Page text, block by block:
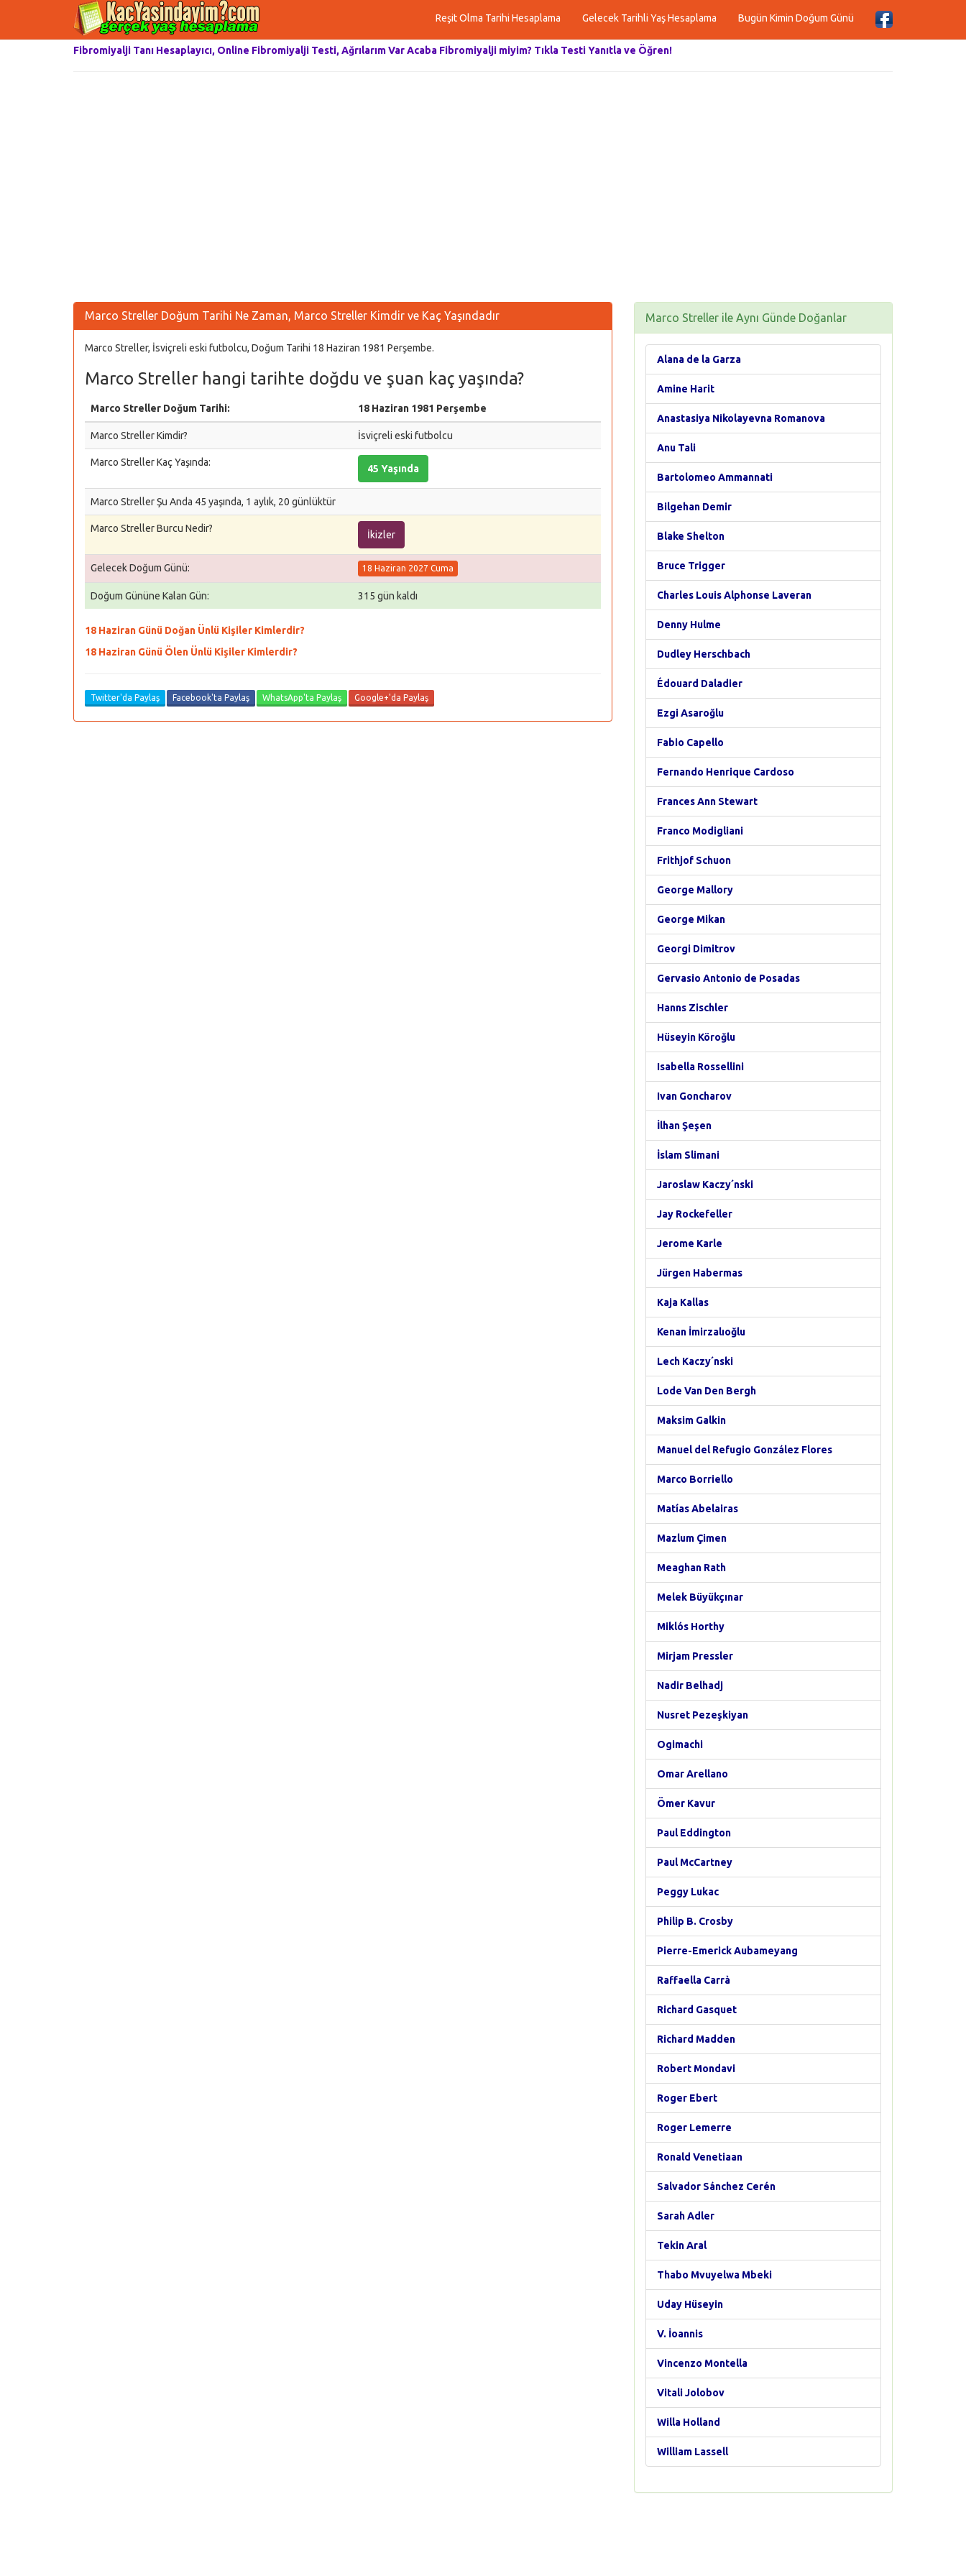
Reşit Olma Tarihi Hesaplama Gelecek Tarihli Yaş Hesaplama Bugün Kimin Doğum Günü
Fibromiyalji Tanı Hesaplayıcı, Online Fibromiyalji Testi, Ağrılarım Var Acaba Fibromiyalji miyim? Tıkla Testi Yanıtla ve Öğren!
Marco Streller Doğum Tarihi Ne Zaman, Marco Streller Kimdir ve Kaç Yaşındadır
Marco Streller, İsviçreli eski futbolcu, Doğum Tarihi 18 Haziran 1981 Perşembe.
Marco Streller hangi tarihte doğdu ve şuan kaç yaşında?
Marco Streller Doğum Tarihi: 18 Haziran 1981 Perşembe
Marco Streller Kimdir? İsviçreli eski futbolcu
Marco Streller Kaç Yaşında:
45 Yaşında
Marco Streller Şu Anda 45 yaşında, 1 aylık, 20 günlüktür
Marco Streller Burcu Nedir?
İkizler
Gelecek Doğum Günü: 18 Haziran 2027 Cuma
Doğum Gününe Kalan Gün: 315 gün kaldı
18 Haziran Günü Doğan Ünlü Kişiler Kimlerdir?
18 Haziran Günü Ölen Ünlü Kişiler Kimlerdir?
Twitter'da Paylaş Facebook'ta Paylaş WhatsApp'ta Paylaş Google+'da Paylaş
Marco Streller ile Aynı Günde Doğanlar
Alana de la Garza
Amine Harit
Anastasiya Nikolayevna Romanova
Anu Tali
Bartolomeo Ammannati
Bilgehan Demir
Blake Shelton
Bruce Trigger
Charles Louis Alphonse Laveran
Denny Hulme
Dudley Herschbach
Édouard Daladier
Ezgi Asaroğlu
Fabio Capello
Fernando Henrique Cardoso
Frances Ann Stewart
Franco Modigliani
Frithjof Schuon
George Mallory
George Mikan
Georgi Dimitrov
Gervasio Antonio de Posadas
Hanns Zischler
Hüseyin Köroğlu
Isabella Rossellini
Ivan Goncharov
İlhan Şeşen
İslam Slimani
Jaroslaw Kaczy´nski
Jay Rockefeller
Jerome Karle
Jürgen Habermas
Kaja Kallas
Kenan İmirzalıoğlu
Lech Kaczy´nski
Lode Van Den Bergh
Maksim Galkin
Manuel del Refugio González Flores
Marco Borriello
Matías Abelairas
Mazlum Çimen
Meaghan Rath
Melek Büyükçınar
Miklós Horthy
Mirjam Pressler
Nadir Belhadj
Nusret Pezeşkiyan
Ogimachi
Omar Arellano
Ömer Kavur
Paul Eddington
Paul McCartney
Peggy Lukac
Philip B. Crosby
Pierre-Emerick Aubameyang
Raffaella Carrà
Richard Gasquet
Richard Madden
Robert Mondavi
Roger Ebert
Roger Lemerre
Ronald Venetiaan
Salvador Sánchez Cerén
Sarah Adler
Tekin Aral
Thabo Mvuyelwa Mbeki
Uday Hüseyin
V. İoannis
Vincenzo Montella
Vitali Jolobov
Willa Holland
William Lassell